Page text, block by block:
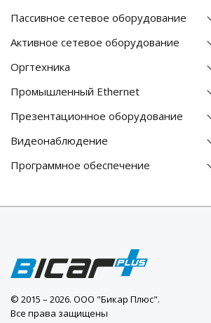
Пассивное сетевое оборудование
Активное сетевое оборудование
Оргтехника
Промышленный Ethernet
Презентационное оборудование
Видеонаблюдение
Программное обеспечение
© 2015 – 2026. ООО "Бикар Плюс".
Все права защищены